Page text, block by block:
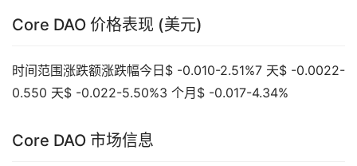
Core DAO 价格表现 (美元)
时间范围涨跌额涨跌幅今日$ -0.010-2.51%7 天$ -0.0022-
0.550 天$ -0.022-5.50%3 个月$ -0.017-4.34%
Core DAO 市场信息